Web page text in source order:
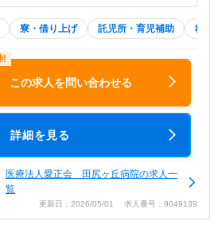
寮・借り上げ 託児所・育児補助 積極
この求人を問い合わせる
詳細を見る
医療法人愛正会 田尻ヶ丘病院の求人一
覧
更新日：2026/05/01 求人番号：9049139